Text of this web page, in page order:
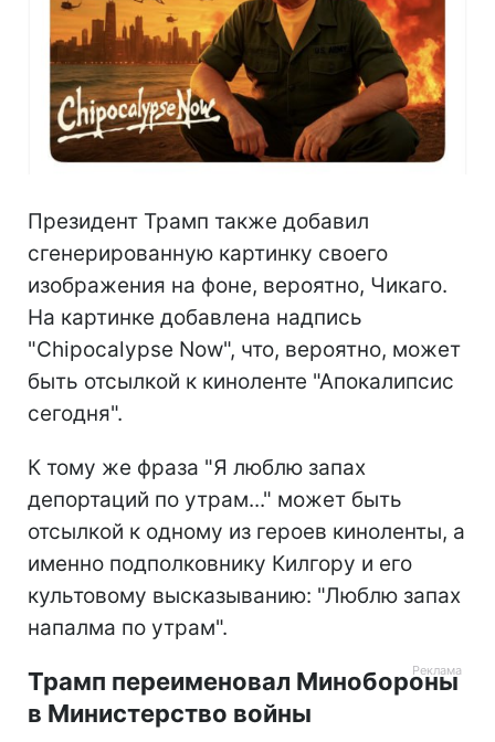
Президент Трамп также добавил
сгенерированную картинку своего
изображения на фоне, вероятно, Чикаго.
На картинке добавлена надпись
"Chipocalypse Now", что, вероятно, может
быть отсылкой к киноленте "Апокалипсис
сегодня".
К тому же фраза "Я люблю запах
депортаций по утрам..." может быть
отсылкой к одному из героев киноленты, а
именно подполковнику Килгору и его
культовому высказыванию: "Люблю запах
напалма по утрам".
Трамп переименовал Минобороны
в Министерство войны